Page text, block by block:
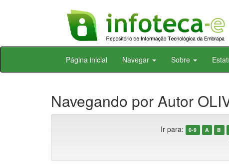
Skip
Página inicial Navegar Sobre
Navegando por Autor
Ir para: 0-9 A B